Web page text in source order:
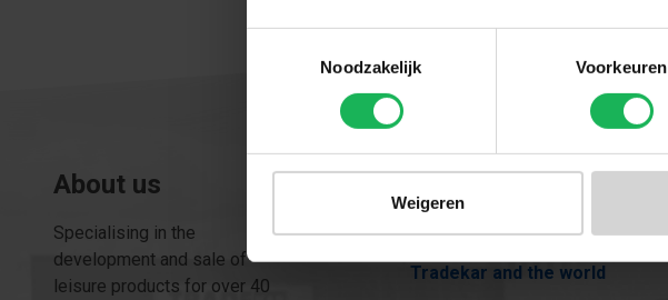
Noodzakelijk
Voorkeuren
Weigeren
About us
Specialising in the
development and sale of
leisure products for over 40
Tradekar Benelux
Our company
Tradekar and the world